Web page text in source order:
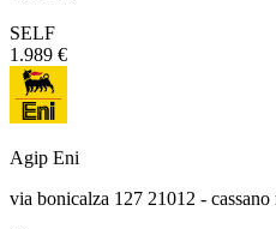
SELF
1.989 €
Agip Eni
via bonicalza 127 21012 -